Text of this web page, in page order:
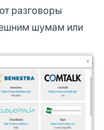
разговоры
шумам или